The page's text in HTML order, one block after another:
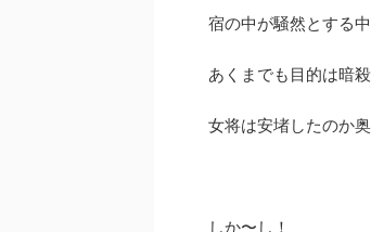
宿の中が騒然とする
あくまでも目的は暗
女将は安堵したのか
しか〜し！